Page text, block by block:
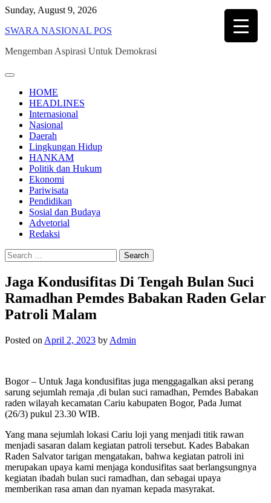
Skip
content
Sunday, August 9, 2026
SWARA NASIONAL POS
Mengemban Aspirasi Untuk Demokrasi
HOME
HEADLINES
Internasional
Nasional
Daerah
Lingkungan Hidup
HANKAM
Politik dan Hukum
Ekonomi
Pariwisata
Pendidikan
Sosial dan Budaya
Advetorial
Redaksi
Search
for:
Jaga Kondusifitas Di Tengah Bulan Suci
Ramadhan Pemdes Babakan Raden Gelar
Patroli Malam
Posted on April 2, 2023 by Admin
Bogor – Untuk Jaga kondusifitas juga menggagalkan aksi perang
sarung sejumlah remaja ,di bulan suci ramadhan, Pemdes Babakan
raden wilayah kecamatan Cariu kabupaten Bogor, Pada Jumat
(26/3) pukul 23.30 WIB.
Yang mana sejumlah lokasi Cariu loji yang menjadi titik rawan
menjadi sasaran dalam kegiatan patroli tersebut. Kades Babakan
Raden Salvator tarigan mengatakan, bahwa kegiatan patroli ini
merupakan upaya kami menjaga kondusifitas saat berlangsungnya
kegiatan ibadah bulan suci ramadhan, dan sebagai upaya
memberikan rasa aman dan nyaman kepada masyrakat.